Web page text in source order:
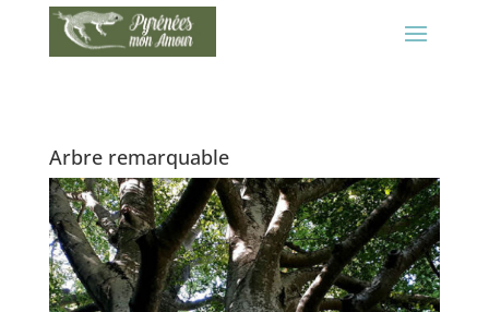
Arbre remarquable